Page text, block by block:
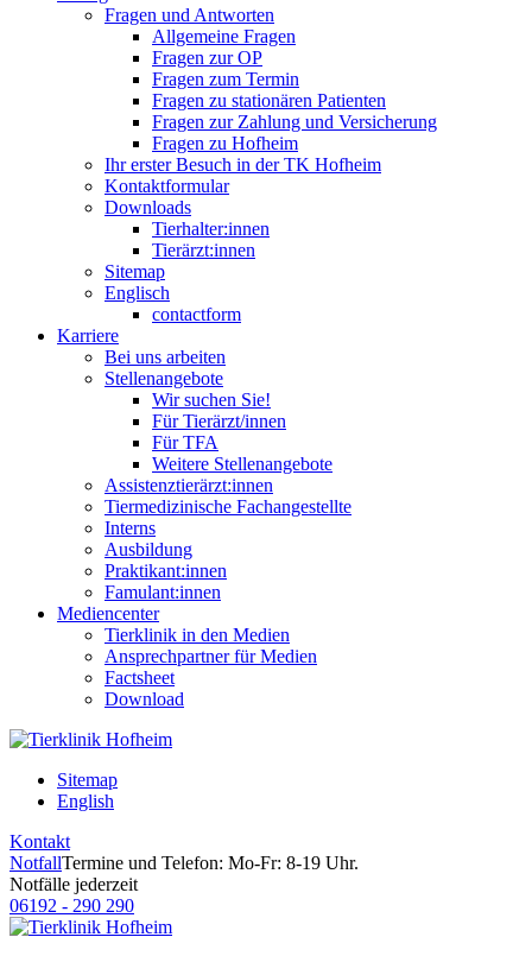
Fragen und Antworten
Allgemeine Fragen
Fragen zur OP
Fragen zum Termin
Fragen zu stationären Patienten
Fragen zur Zahlung und Versicherung
Fragen zu Hofheim
Ihr erster Besuch in der TK Hofheim
Kontaktformular
Downloads
Tierhalter:innen
Tierärzt:innen
Sitemap
Englisch
contactform
Karriere
Bei uns arbeiten
Stellenangebote
Wir suchen Sie!
Für Tierärzt/innen
Für TFA
Weitere Stellenangebote
Assistenztierärzt:innen
Tiermedizinische Fachangestellte
Interns
Ausbildung
Praktikant:innen
Famulant:innen
Mediencenter
Tierklinik in den Medien
Ansprechpartner für Medien
Factsheet
Download
Sitemap
English
Kontakt
NotfallTermine und Telefon: Mo-Fr: 8-19 Uhr.
Notfälle jederzeit
06192 - 290 290